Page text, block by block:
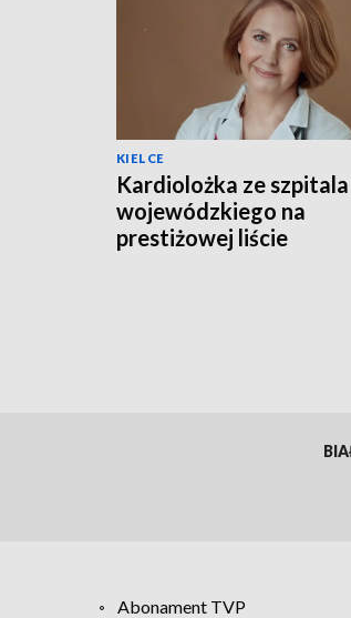
KIELCE
Kardiolożka ze szpitala
wojewódzkiego na
prestiżowej liście
Abonament TVP